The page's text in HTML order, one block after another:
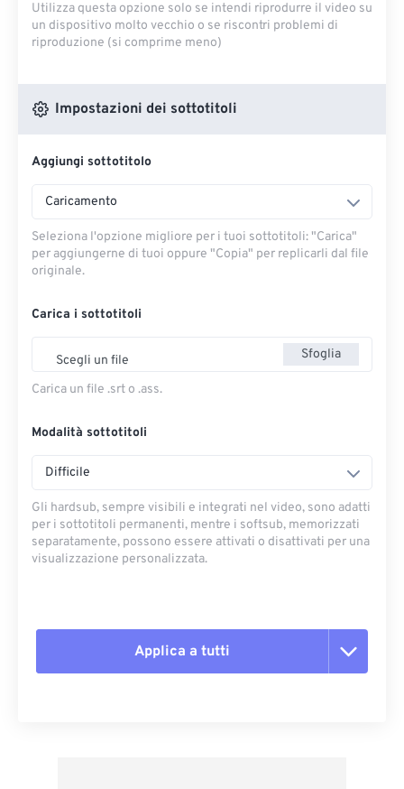
Utilizza questa opzione solo se intendi riprodurre il video su
un dispositivo molto vecchio o se riscontri problemi di
riproduzione (si comprime meno)
Impostazioni dei sottotitoli
Aggiungi sottotitolo
Caricamento
Seleziona l'opzione migliore per i tuoi sottotitoli: "Carica" ​​
per aggiungerne di tuoi oppure "Copia" per replicarli dal file
originale.
Carica i sottotitoli
Scegli un file Sfoglia
Carica un file .srt o .ass.
Modalità sottotitoli
Difficile
Gli hardsub, sempre visibili e integrati nel video, sono adatti
per i sottotitoli permanenti, mentre i softsub, memorizzati
separatamente, possono essere attivati ​​o disattivati ​​per una
visualizzazione personalizzata.
Applica a tutti